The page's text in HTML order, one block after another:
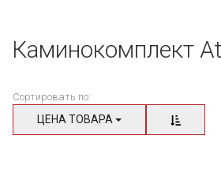
Каминокомплект
Сортировать по:
ЦЕНА ТОВАРА